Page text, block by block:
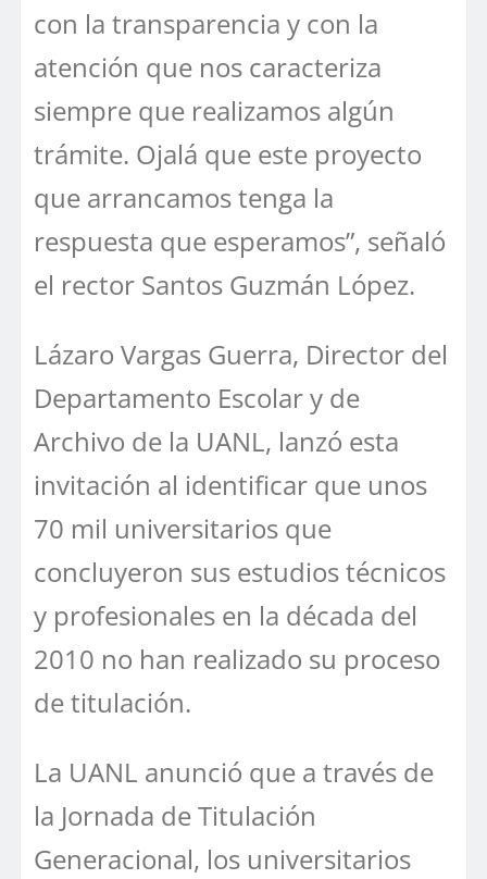
con la transparencia y con la
atención que nos caracteriza
siempre que realizamos algún
trámite. Ojalá que este proyecto
que arrancamos tenga la
respuesta que esperamos”, señaló
el rector Santos Guzmán López.
Lázaro Vargas Guerra, Director del
Departamento Escolar y de
Archivo de la UANL, lanzó esta
invitación al identificar que unos
70 mil universitarios que
concluyeron sus estudios técnicos
y profesionales en la década del
2010 no han realizado su proceso
de titulación.
La UANL anunció que a través de
la Jornada de Titulación
Generacional, los universitarios